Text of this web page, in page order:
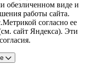
обезличенном виде и
работы сайта.
согласно ее
сайт Яндекса). Эти